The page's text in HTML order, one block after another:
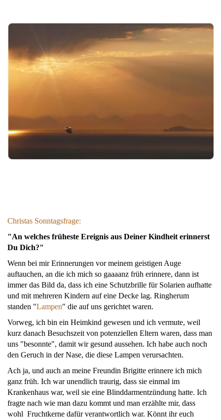
Christas Sonntagsfrage:
"An welches früheste Ereignis aus Deiner Kindheit erinnerst
Du Dich?"
Wenn bei mir Erinnerungen vor meinem geistigen Auge
auftauchen, an die ich mich so gaaaanz früh erinnere, dann ist
immer das Bild da, dass ich eine Schutzbrille für Solarien aufhatte
und mit mehreren Kindern auf eine Decke lag. Ringherum
standen "Lampen" die auf uns gerichtet waren.
Vorweg, ich bin ein Heimkind gewesen und ich vermute, weil
kurz danach Besuchszeit von potenziellen Eltern waren, dass man
uns "besonnte", damit wir gesund aussehen. Ich habe auch noch
den Geruch in der Nase, die diese Lampen verursachten.
Ach ja, und auch an meine Freundin Brigitte erinnere ich mich
ganz früh. Ich war unendlich traurig, dass sie einmal im
Krankenhaus war, weil sie eine Blinddarmentzündung hatte. Ich
fragte nach wie man dazu kommt und man erzählte mir, dass
wohl Fruchtkerne dafür verantwortlich war. Könnt ihr euch